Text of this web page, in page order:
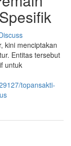
kini menciptakan
Entitas tersebut
untuk
topansakti-